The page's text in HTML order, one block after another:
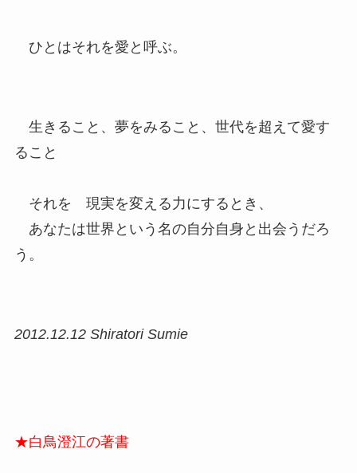
ひとはそれを愛と呼ぶ。
生きること、夢をみること、世代を超えて愛す
ること
それを 現実を変える力にするとき、
あなたは世界という名の自分自身と出会うだろ
う。
2012.12.12 Shiratori Sumie
★白鳥澄江の著書